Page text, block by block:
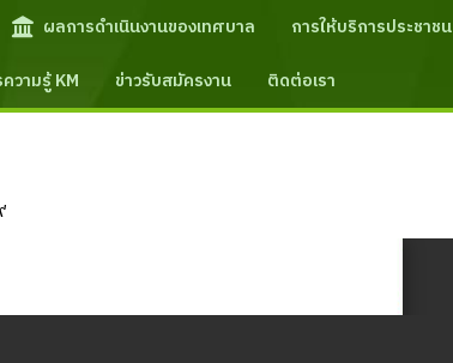
ผลการดำเนินงานของเทศบาล
การให้บริการประชาชน
วามรู้ KM ข่าวรับสมัครงาน ติดต่อเรา